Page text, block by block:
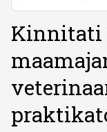
Kinnitati